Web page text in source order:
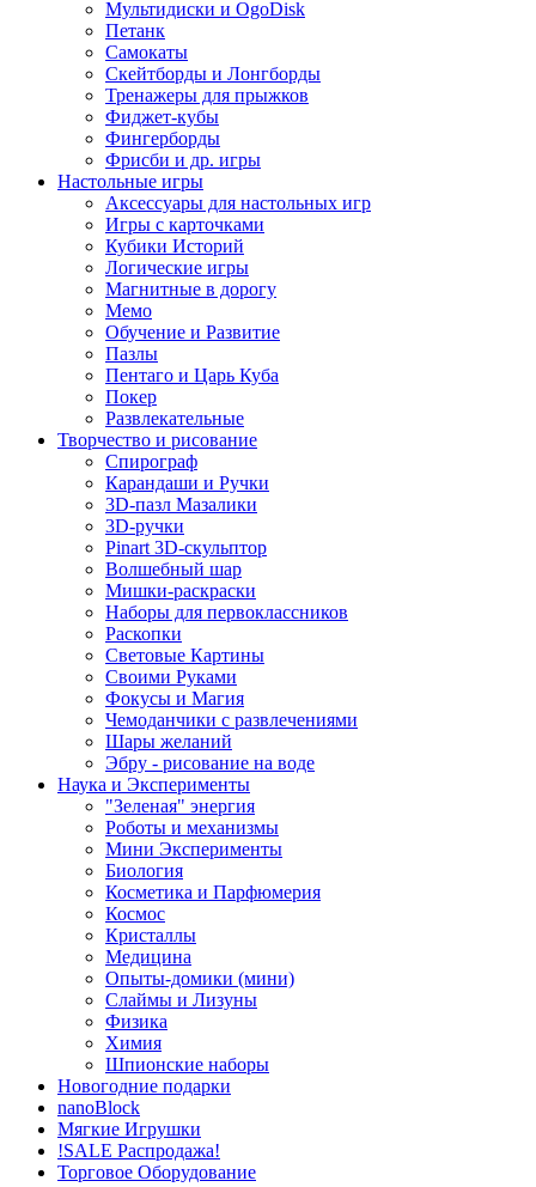
Мультидиски и OgoDisk
Петанк
Самокаты
Скейтборды и Лонгборды
Тренажеры для прыжков
Фиджет-кубы
Фингерборды
Фрисби и др. игры
Настольные игры
Аксессуары для настольных игр
Игры с карточками
Кубики Историй
Логические игры
Магнитные в дорогу
Мемо
Обучение и Развитие
Пазлы
Пентаго и Царь Куба
Покер
Развлекательные
Творчество и рисование
Спирограф
Карандаши и Ручки
3D-пазл Мазалики
3D-ручки
Pinart 3D-скульптор
Волшебный шар
Мишки-раскраски
Наборы для первоклассников
Раскопки
Световые Картины
Своими Руками
Фокусы и Магия
Чемоданчики с развлечениями
Шары желаний
Эбру - рисование на воде
Наука и Эксперименты
"Зеленая" энергия
Роботы и механизмы
Мини Эксперименты
Биология
Косметика и Парфюмерия
Космос
Кристаллы
Медицина
Опыты-домики (мини)
Слаймы и Лизуны
Физика
Химия
Шпионские наборы
Новогодние подарки
nanoBlock
Мягкие Игрушки
!SALE Распродажа!
Торговое Оборудование